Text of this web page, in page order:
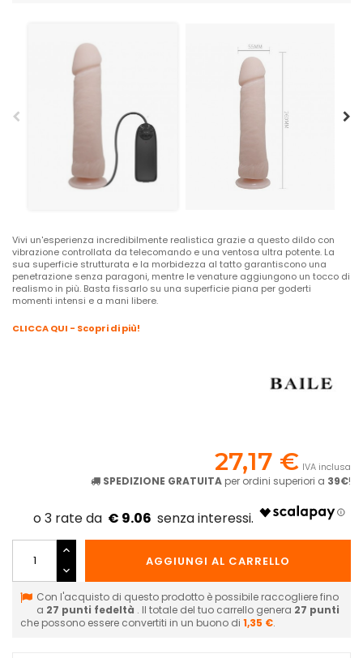
Vivi un'esperienza incredibilmente realistica grazie a questo dildo con
vibrazione controllata da telecomando e una ventosa ultra potente. La
sua superficie strutturata e la morbidezza al tatto garantiscono una
penetrazione senza paragoni, mentre le venature aggiungono un tocco di
realismo in più. Basta fissarlo su una superficie piana per goderti
momenti intensi e a mani libere.
CLICCA QUI - Scopri di più!
27,17 € IVA inclusa
SPEDIZIONE GRATUITA per ordini superiori a 39€!
€ 9.06
AGGIUNGI AL CARRELLO
Con l'acquisto di questo prodotto è possibile raccogliere fino
a 27 punti fedeltà . Il totale del tuo carrello genera 27 punti
che possono essere convertiti in un buono di 1,35 €.